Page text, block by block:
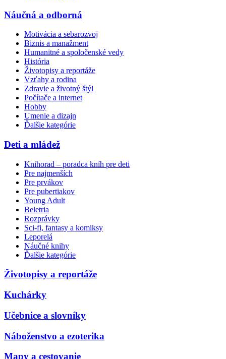
Náučná a odborná
Motivácia a sebarozvoj
Biznis a manažment
Humanitné a spoločenské vedy
História
Životopisy a reportáže
Vzťahy a rodina
Zdravie a životný štýl
Počítače a internet
Hobby
Umenie a dizajn
Ďalšie kategórie
Deti a mládež
Knihorad – poradca kníh pre deti
Pre najmenších
Pre prvákov
Pre pubertiakov
Young Adult
Beletria
Rozprávky
Sci-fi, fantasy a komiksy
Leporelá
Náučné knihy
Ďalšie kategórie
Životopisy a reportáže
Kuchárky
Učebnice a slovníky
Náboženstvo a ezoterika
Mapy a cestovanie